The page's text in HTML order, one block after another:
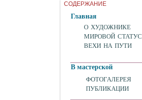
СОДЕРЖАНИЕ
Главная
О ХУДОЖНИКЕ
МИРОВОЙ СТАТУС
ВЕХИ НА ПУТИ
В мастерской
ФОТОГАЛЕРЕЯ
ПУБЛИКАЦИИ